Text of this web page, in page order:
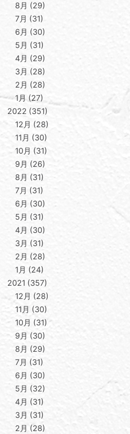
8月
29
7月
31
6月
30
5月
31
4月
29
3月
28
2月
28
1月 27
2022 351
12月
28
11月
30
10月
31
9月
26
8月
31
7月
31
6月
30
5月
31
4月
30
3月
31
2月
28
1月
24
2021 357
12月
28
11月
30
10月
31
9月
30
8月
29
7月
31
6月
30
5月
32
4月
31
3月
31
2月
28